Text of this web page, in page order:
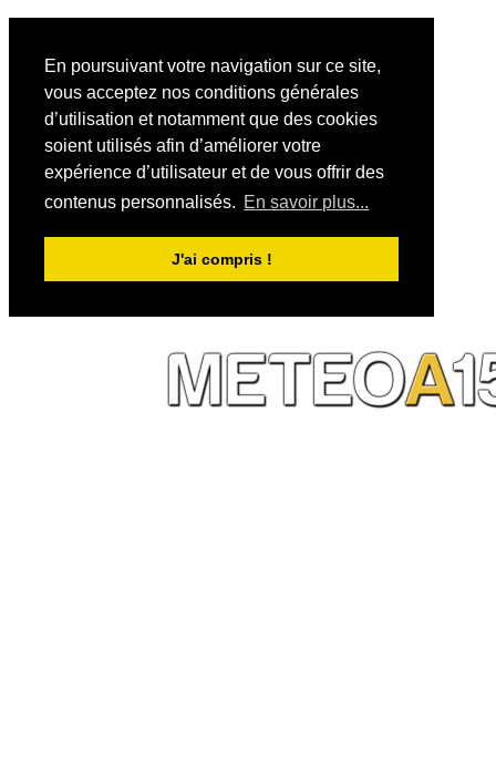
En poursuivant votre navigation sur ce site,
vous acceptez nos conditions générales
d’utilisation et notamment que des cookies
soient utilisés afin d’améliorer votre
expérience d’utilisateur et de vous offrir des
contenus personnalisés. En savoir plus...
J'ai compris !